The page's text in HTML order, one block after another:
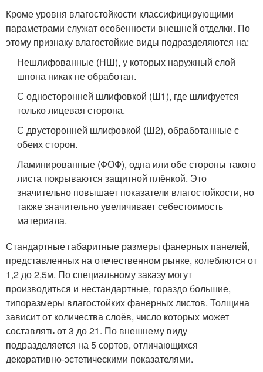
Кроме уровня влагостойкости классифицирующими
параметрами служат особенности внешней отделки. По
этому признаку влагостойкие виды подразделяются на:
Нешлифованные (НШ), у которых наружный слой
шпона никак не обработан.
С односторонней шлифовкой (Ш1), где шлифуется
только лицевая сторона.
С двусторонней шлифовкой (Ш2), обработанные с
обеих сторон.
Ламинированные (ФОФ), одна или обе стороны такого
листа покрываются защитной плёнкой. Это
значительно повышает показатели влагостойкости, но
также значительно увеличивает себестоимость
материала.
Стандартные габаритные размеры фанерных панелей,
представленных на отечественном рынке, колеблются от
1,2 до 2,5м. По специальному заказу могут
производиться и нестандартные, гораздо большие,
типоразмеры влагостойких фанерных листов. Толщина
зависит от количества слоёв, число которых может
составлять от 3 до 21. По внешнему виду
подразделяется на 5 сортов, отличающихся
декоративно-эстетическими показателями.